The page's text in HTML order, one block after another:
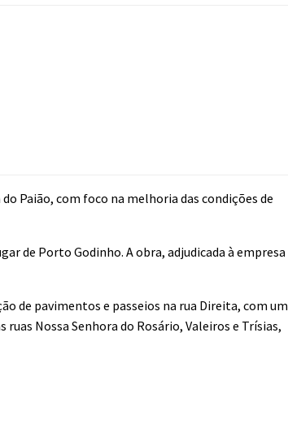
Paião, com foco na melhoria das condições de
de Porto Godinho. A obra, adjudicada à empresa
de pavimentos e passeios na rua Direita, com um
Nossa Senhora do Rosário, Valeiros e Trísias,